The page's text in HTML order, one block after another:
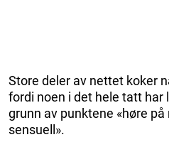
Store deler av nettet koker
fordi noen i det hele tatt har
grunn av punktene «høre
sensuell».